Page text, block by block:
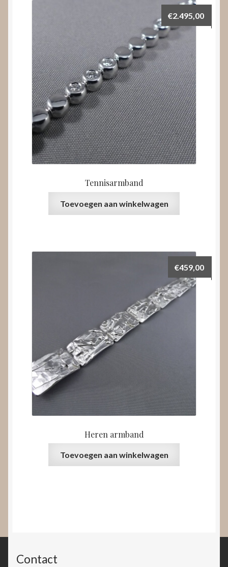
Tennisarmband
€2.495,00
Toevoegen aan winkelwagen
Heren armband
€459,00
Toevoegen aan winkelwagen
Contact